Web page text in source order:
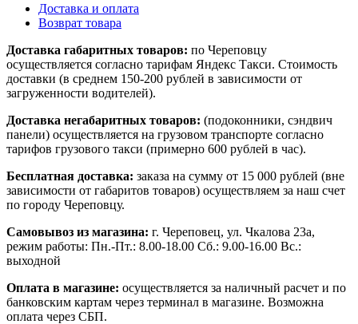
Доставка и оплата
Возврат товара
Доставка габаритных товаров: по Череповцу
осуществляется согласно тарифам Яндекс Такси. Стоимость
доставки (в среднем 150-200 рублей в зависимости от
загруженности водителей).
Доставка негабаритных товаров: (подоконники, сэндвич
панели) осуществляется на грузовом транспорте согласно
тарифов грузового такси (примерно 600 рублей в час).
Бесплатная доставка: заказа на сумму от 15 000 рублей (вне
зависимости от габаритов товаров) осуществляем за наш счет
по городу Череповцу.
Самовывоз из магазина: г. Череповец, ул. Чкалова 23а,
режим работы: Пн.-Пт.: 8.00-18.00 Сб.: 9.00-16.00 Вс.:
выходной
Оплата в магазине: осуществляется за наличный расчет и по
банковским картам через терминал в магазине. Возможна
оплата через СБП.